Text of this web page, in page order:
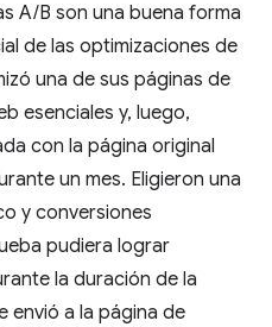
A/B son una buena forma
de las optimizaciones de
una de sus páginas de
esenciales y, luego,
con la página original
un mes. Eligieron una
y conversiones
pudiera lograr
la duración de la
envió a la página de